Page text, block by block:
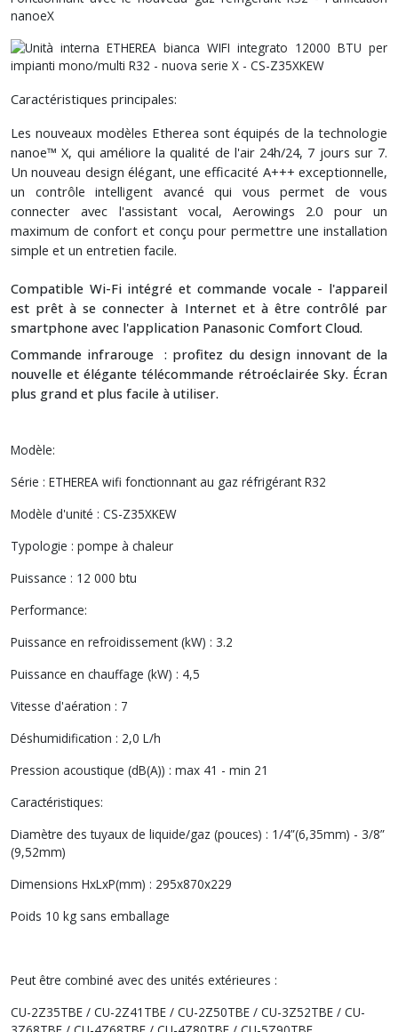
nanoeX
Caractéristiques principales:
Les nouveaux modèles Etherea sont équipés de la technologie
nanoe™ X, qui améliore la qualité de l'air 24h/24, 7 jours sur 7.
Un nouveau design élégant, une efficacité A+++ exceptionnelle,
un contrôle intelligent avancé qui vous permet de vous
connecter avec l'assistant vocal, Aerowings 2.0 pour un
maximum de confort et conçu pour permettre une installation
simple et un entretien facile.
Compatible Wi-Fi intégré et commande vocale - l'appareil
est prêt à se connecter à Internet et à être contrôlé par
smartphone avec l'application Panasonic Comfort Cloud.
Commande infrarouge : profitez du design innovant de la
nouvelle et élégante télécommande rétroéclairée Sky. Écran
plus grand et plus facile à utiliser.
Modèle:
Série : ETHEREA wifi fonctionnant au gaz réfrigérant R32
Modèle d'unité : CS-Z35XKEW
Typologie : pompe à chaleur
Puissance : 12 000 btu
Performance:
Puissance en refroidissement (kW) : 3.2
Puissance en chauffage (kW) : 4,5
Vitesse d'aération : 7
Déshumidification : 2,0 L/h
Pression acoustique (dB(A)) : max 41 - min 21
Caractéristiques:
Diamètre des tuyaux de liquide/gaz (pouces) : 1/4”(6,35mm) - 3/8”
(9,52mm)
Dimensions HxLxP(mm) : 295x870x229
Poids 10 kg sans emballage
Peut être combiné avec des unités extérieures :
CU-2Z35TBE / CU-2Z41TBE / CU-2Z50TBE / CU-3Z52TBE / CU-